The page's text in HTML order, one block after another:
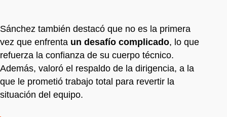
Sánchez también destacó que no es la primera
vez que enfrenta un desafío complicado, lo que
refuerza la confianza de su cuerpo técnico.
Además, valoró el respaldo de la dirigencia, a la
que le prometió trabajo total para revertir la
situación del equipo.